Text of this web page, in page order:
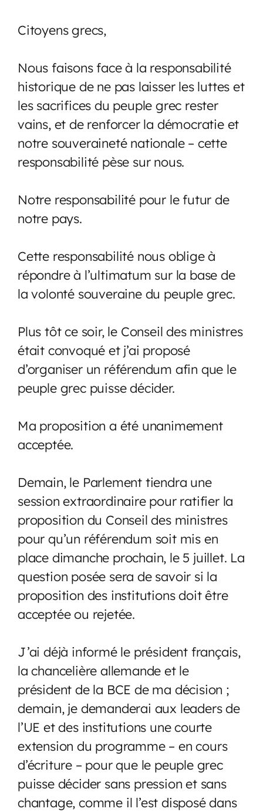
Citoyens grecs,
Nous faisons face à la responsabilité
historique de ne pas laisser les luttes et
les sacrifices du peuple grec rester
vains, et de renforcer la démocratie et
notre souveraineté nationale – cette
responsabilité pèse sur nous.
Notre responsabilité pour le futur de
notre pays.
Cette responsabilité nous oblige à
répondre à l’ultimatum sur la base de
la volonté souveraine du peuple grec.
Plus tôt ce soir, le Conseil des ministres
était convoqué et j’ai proposé
d’organiser un référendum afin que le
peuple grec puisse décider.
Ma proposition a été unanimement
acceptée.
Demain, le Parlement tiendra une
session extraordinaire pour ratifier la
proposition du Conseil des ministres
pour qu’un référendum soit mis en
place dimanche prochain, le 5 juillet. La
question posée sera de savoir si la
proposition des institutions doit être
acceptée ou rejetée.
J’ai déjà informé le président français,
la chancelière allemande et le
président de la BCE de ma décision ;
demain, je demanderai aux leaders de
l’UE et des institutions une courte
extension du programme – en cours
d’écriture – pour que le peuple grec
puisse décider sans pression et sans
chantage, comme il l’est disposé dans